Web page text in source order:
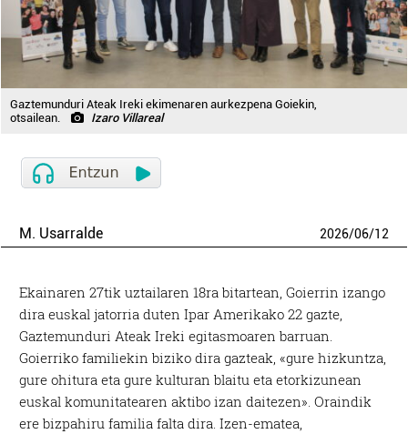
Gaztemunduri Ateak Ireki ekimenaren aurkezpena Goiekin,
otsailean.
Izaro Villareal
M. Usarralde 2026/06/12
Ekainaren 27tik uztailaren 18ra bitartean, Goierrin izango
dira euskal jatorria duten Ipar Amerikako 22 gazte,
Gaztemunduri Ateak Ireki egitasmoaren barruan.
Goierriko familiekin biziko dira gazteak, «gure hizkuntza,
gure ohitura eta gure kulturan blaitu eta etorkizunean
euskal komunitatearen aktibo izan daitezen». Oraindik
ere bizpahiru familia falta dira. Izen-ematea,